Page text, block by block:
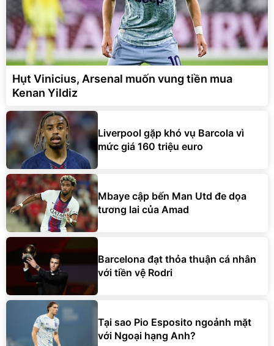
Hụt Vinicius, Arsenal muốn vung tiền mua
Kenan Yildiz
Liverpool gặp khó vụ Barcola vì
mức giá 160 triệu euro
Mbaye cập bến Man Utd đe dọa
tương lai của Amad
Barcelona đạt thỏa thuận cá nhân
với tiền vệ Rodri
Tại sao Pio Esposito ngoảnh mặt
với Ngoại hạng Anh?